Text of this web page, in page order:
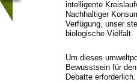
intelligente
Nachhaltiger
Verfügung, unser
biologische Vielfalt.
Um dieses
Bewusstsein für
Debatte